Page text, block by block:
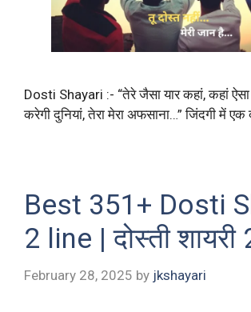
Dosti Shayari :- “तेरे जैसा यार कहां, कहां ऐसा
करेगी दुनियां, तेरा मेरा अफसाना…” जिंदगी में एक
Best 351+ Dosti
2 line | दोस्ती शायरी
February 28, 2025 by jkshayari